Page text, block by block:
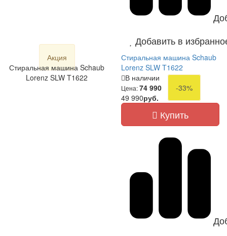
Добавить в
Акция
Стиральная машина Schaub
Lorenz SLW T1622
Стиральная машина Schaub
Lorenz SLW T1622
В наличии
Цена:74 990
-33%
49 990руб.
Купить